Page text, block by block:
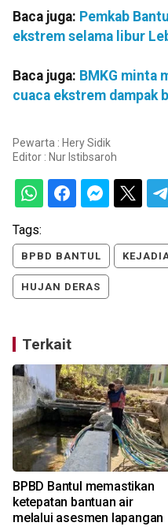
Baca juga: Pemkab
ekstrem selama libur
Baca juga: BMKG minta
cuaca ekstrem dampak
Pewarta : Hery Sidik
Editor : Nur Istibsaroh
Tags:
BPBD BANTUL
HUJAN DERAS
Terkait
BPBD Bantul memastikan
ketepatan bantuan air
melalui asesmen lapangan